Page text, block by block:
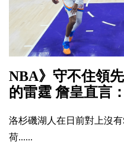
NBA》守不住領
的雷霆 詹皇直言
洛杉磯湖人在日前對上沒有
荷......